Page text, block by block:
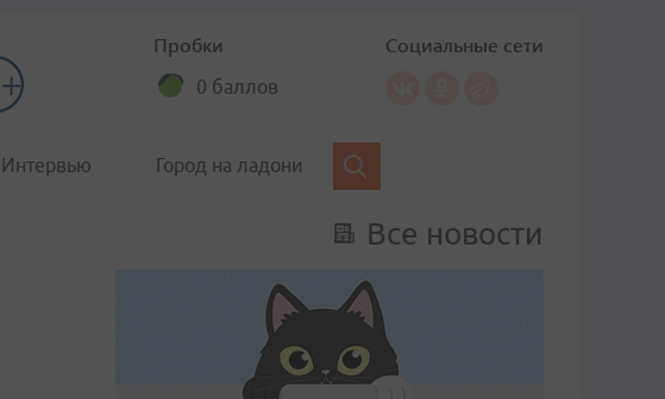
Пробки
0 баллов
Социальные сети
Интервью Город на ладони
Все новости